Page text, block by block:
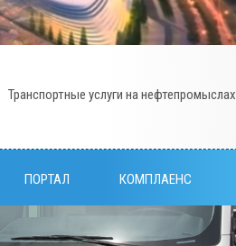
Транспортные услуги на нефтепромыслах
ПОРТАЛ КОМПЛАЕНС